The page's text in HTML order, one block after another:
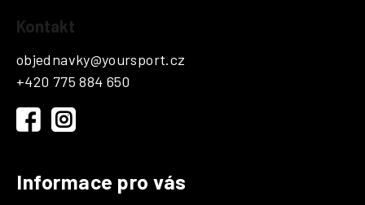
Kontakt
objednavky@yoursport.cz
+420 775 884 650
Informace pro vás